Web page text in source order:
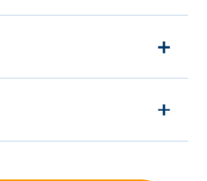
differ
We